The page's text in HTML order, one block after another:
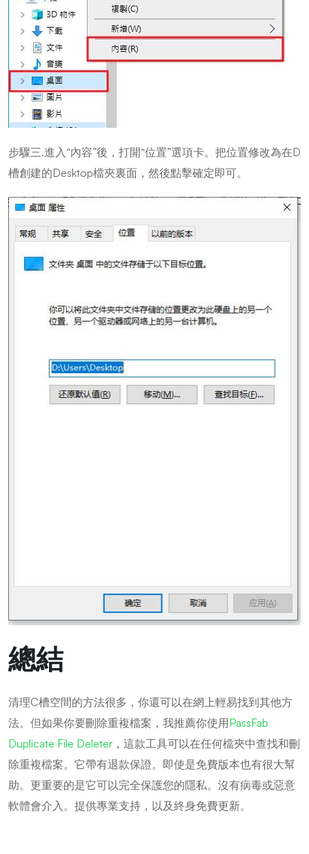
步驟三.進入“內容”後，打開“位置”選項卡。把位置修改為在D
槽創建的Desktop檔夾裏面，然後點擊確定即可。
總結
清理C槽空間的方法很多，你還可以在網上輕易找到其他方
法。但如果你要刪除重複檔案，我推薦你使用PassFab
Duplicate File Deleter ，這款工具可以在任何檔夾中查找和刪
除重複檔案。它帶有退款保證。即使是免費版本也有很大幫
助。更重要的是它可以完全保護您的隱私。沒有病毒或惡意
軟體會介入。提供專業支持，以及終身免費更新。